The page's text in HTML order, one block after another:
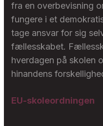
fra en overbevisning
fungere i et
tage ansvar for sig
fællesskabet.
hverdagen på skolen
hinandens
EU-skoleordningen